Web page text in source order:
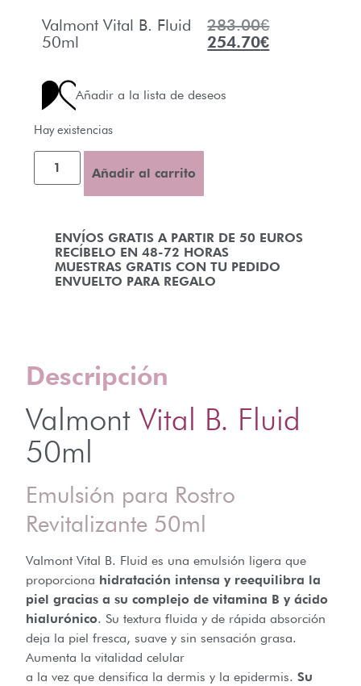
Valmont Vital B. Fluid
50ml
283.00€
254.70€
Añadir a la lista de deseos
ENVÍOS GRATIS A PARTIR DE 50 EUROS
RECÍBELO EN 48-72 HORAS
MUESTRAS GRATIS CON TU PEDIDO
ENVUELTO PARA REGALO
Hay existencias
Añadir al carrito
Descripción
ValmontVital B. Fluid
50ml
Emulsión para Rostro
Revitalizante 50ml
Valmont Vital B. Fluid es una emulsión ligera que
proporciona hidratación intensa y reequilibra la
piel gracias a su complejo de vitamina B y ácido
hialurónico. Su textura fluida y de rápida absorción
deja la piel fresca, suave y sin sensación grasa.
Aumenta la vitalidad celular
a la vez que densifica la dermis y la epidermis. Su